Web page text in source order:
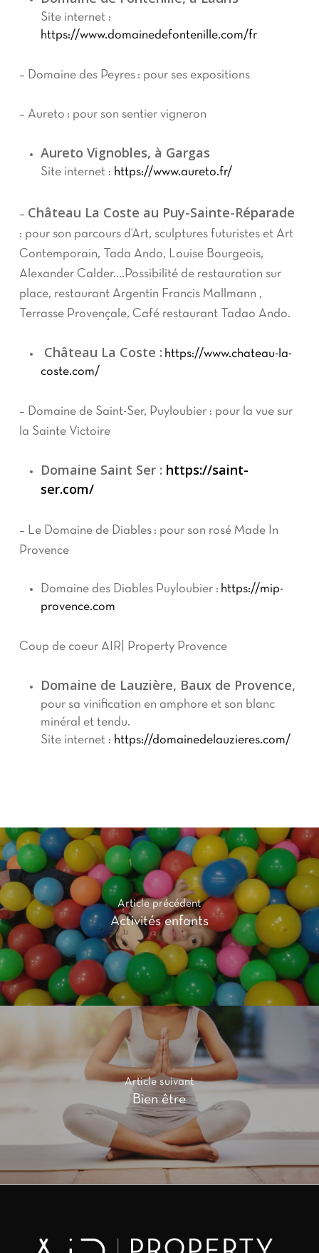
Site internet :
https://www.domainedefontenille.com/fr
– Domaine des Peyres : pour ses expositions
– Aureto : pour son sentier vigneron
Aureto Vignobles, à Gargas
Site internet : https://www.aureto.fr/
– Château La Coste au Puy-Sainte-Réparade
: pour son parcours d’Art, sculptures futuristes et Art
Contemporain, Tada Ando, Louise Bourgeois,
Alexander Calder….Possibilité de restauration sur
place, restaurant Argentin Francis Mallmann ,
Terrasse Provençale, Café restaurant Tadao Ando.
Château La Coste : https://www.chateau-la-
coste.com/
– Domaine de Saint-Ser, Puyloubier : pour la vue sur
la Sainte Victoire
Domaine Saint Ser : https://saint-
ser.com/
– Le Domaine de Diables : pour son rosé Made In
Provence
Domaine des Diables Puyloubier : https://mip-
provence.com
Coup de coeur AIR| Property Provence
Domaine de Lauzière, Baux de Provence,
pour sa vinification en amphore et son blanc
minéral et tendu.
Site internet : https://domainedelauzieres.com/
Article précédent
Activités enfants
Article suivant
Bien être